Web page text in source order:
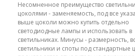
Несомненное преимущество
цоколями - заменяемость, под все
выше цоколи можно купить отдельно
светодиодные лампы и использовать в
светильниках. Минусы - размерность,
светильники и споты под стандартные